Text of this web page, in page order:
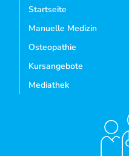
Startseite
Manuelle Medizin
Osteopathie
Kursangebote
Mediathek